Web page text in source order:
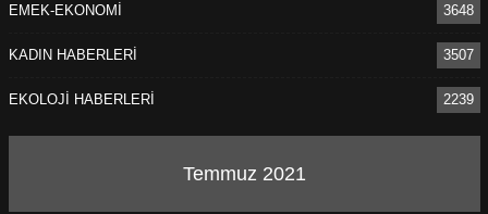
ÖNCEKI
EMEK-EKONOMİ 3648
KADIN HABERLERİ 3507
EKOLOJİ HABERLERİ 2239
Temmuz 2021